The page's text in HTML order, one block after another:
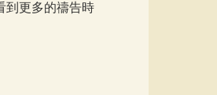
到更多的禱告時